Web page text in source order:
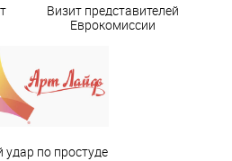
Визит представителей
Еврокомиссии
удар по простуде